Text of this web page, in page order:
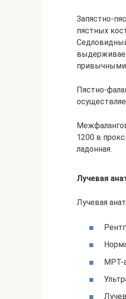
Запястно-
пястных
Пястно-
1200 в
ладонная.
Лучевая
Лучевая
МРТ-